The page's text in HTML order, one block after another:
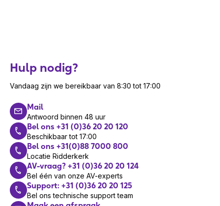
Hulp nodig?
Vandaag zijn we bereikbaar van 8:30 tot 17:00
Mail
Antwoord binnen 48 uur
Bel ons +31 (0)36 20 20 120
Beschikbaar tot 17:00
Bel ons +31(0)88 7000 800
Locatie Ridderkerk
AV-vraag? +31 (0)36 20 20 124
Bel één van onze AV-experts
Support: +31 (0)36 20 20 125
Bel ons technische support team